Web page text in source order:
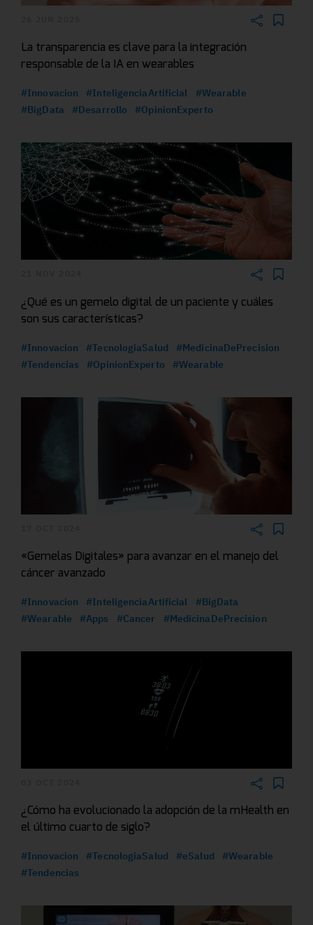
La transparencia es clave para la integración
responsable de la IA en wearables
#Innovacion #InteligenciaArtificial
#Wearable
#BigData
#Desarrollo #OpinionExperto
¿Qué es un gemelo digital de un paciente y cuáles
son sus características?
#Innovacion #TecnologiaSalud
#MedicinaDePrecision
#Tendencias
#OpinionExperto #Wearable
«Gemelas Digitales» para avanzar en el manejo del
cáncer avanzado
#Innovacion #InteligenciaArtificial
#BigData
#Wearable
#Apps #Cancer #MedicinaDePrecision
¿Cómo ha evolucionado la adopción de la mHealth en
el último cuarto de siglo?
#Innovacion #TecnologiaSalud #eSalud
#Wearable
#Tendencias